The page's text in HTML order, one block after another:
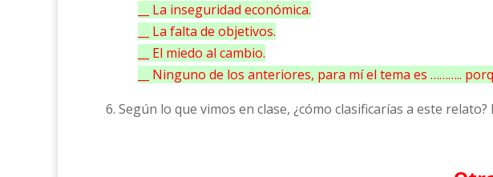
__ La inseguridad económica.
__ La falta de objetivos.
__ El miedo al cambio.
__ Ninguno de los anteriores, para mí el tema es ………..
6. Según lo que vimos en clase, ¿cómo clasificarías a este relato?